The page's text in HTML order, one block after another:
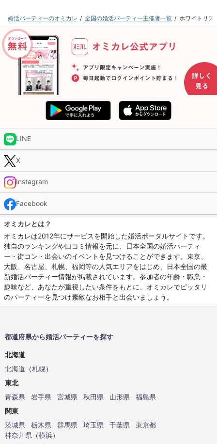
婚活パーティーのオミカレ 全国の婚活パーティー主催者一覧 ホワイトリス
LINE
X
Instagram
Facebook
オミカレとは？
オミカレは2012年にサービスを開始した婚活ポータルサイトです。
独自のランキングや口コミ情報を元に、日本全国の婚活パーティ
ー・街コン・出会いのイベントを見つけることができます。東京、
大阪、名古屋、札幌、福岡等の人気エリアをはじめ、日本全国の最
新婚活パーティー情報が掲載されています。参加者の年齢・職業・
趣味など、あなたが重視したい条件をもとに、オミカレでピッタリ
のパーティーを見つけ素敵なお相手と出会いましょう。
都道府県から婚活パーティーを探す
北海道
北海道 （札幌）
東北
青森県
岩手県 宮城県 秋田県 山形県
福島県
関東
茨城県
栃木県 群馬県 埼玉県 千葉県
東京都
神奈川県 （横浜）